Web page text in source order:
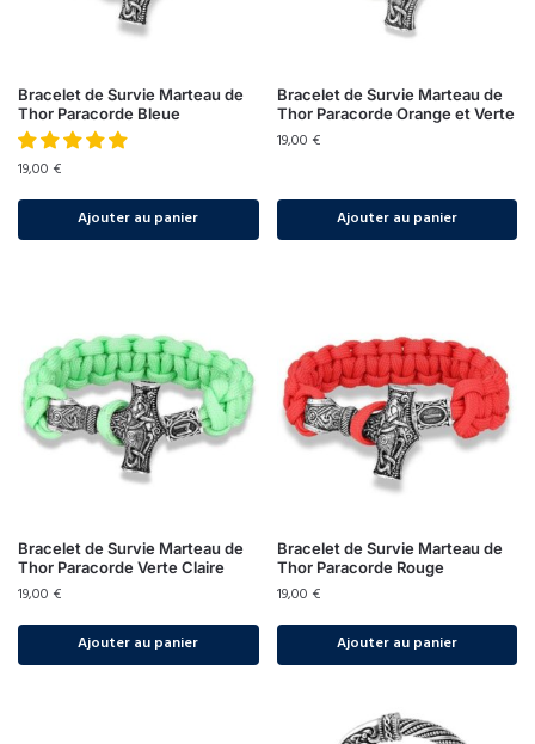
Bracelet de Survie Marteau de
Thor Paracorde Bleue
19,00 €
Ajouter au panier
Bracelet de Survie Marteau de
Thor Paracorde Orange et Verte
19,00 €
Ajouter au panier
Bracelet de Survie Marteau de
Thor Paracorde Verte Claire
19,00 €
Ajouter au panier
Bracelet de Survie Marteau de
Thor Paracorde Rouge
19,00 €
Ajouter au panier